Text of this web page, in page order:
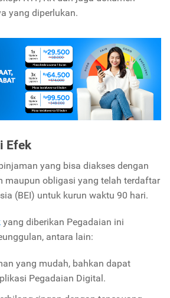
yang diperlukan.
Efek
yang bisa diakses dengan
maupun obligasi yang telah terdaftar
(BEI) untuk kurun waktu 90 hari.
yang diberikan Pegadaian ini
antara lain:
yang mudah, bahkan dapat
Pegadaian Digital.